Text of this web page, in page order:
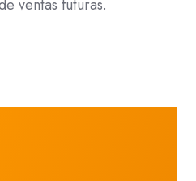
ventas futuras.